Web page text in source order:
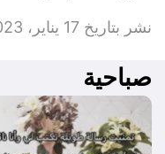
نشر بتاريخ 17 يناير، 2023
صباحية